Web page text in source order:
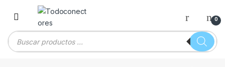
Skip to navigation
Skip to content
0
Búsqueda de productos